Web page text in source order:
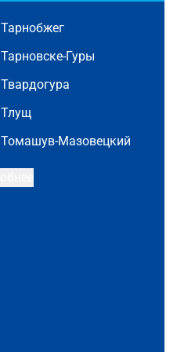
Тарнобжег
Тарновске-Гуры
Твардогура
Тлущ
Томашув-Мазовецкий